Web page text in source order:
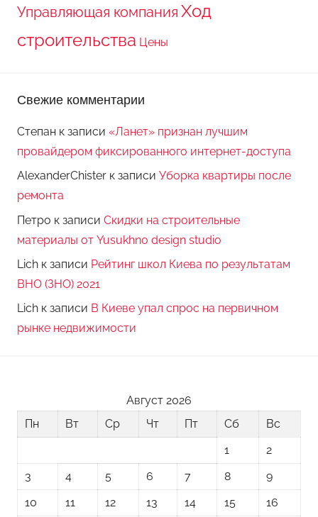
Управляющая компания Ход
строительства Цены
Свежие комментарии
Степан к записи «Ланет» признан лучшим
провайдером фиксированного интернет-доступа
AlexanderChister к записи Уборка квартиры после
ремонта
Петро к записи Скидки на строительные
материалы от Yusukhno design studio
Lich к записи Рейтинг школ Киева по результатам
ВНО (ЗНО) 2021
Lich к записи В Киеве упал спрос на первичном
рынке недвижимости
Август 2026
Пн
Вт Ср Чт Пт Сб
Вс
1
2
3
4 5 6 7 8
9
10
11 12 13 14 15 16